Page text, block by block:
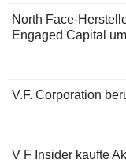
North Face-
Engaged Capital
V.F. Corporation
V F Insider kaufte